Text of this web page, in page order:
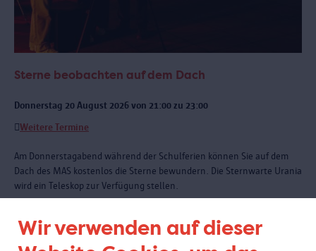
Wir verwenden auf dieser
Sterne beobachten auf dem Dach
Donnerstag 20 August 2026 von 21:00 zu 23:00
Weitere Termine
Am Donnerstagabend während der Schulferien können Sie auf dem
Dach des MAS kostenlos die Sterne bewundern. Die Sternwarte Urania
wird ein Teleskop zur Verfügung stellen.